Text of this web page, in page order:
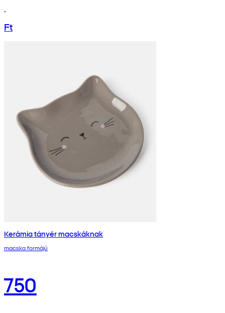
Ft
Kerámia tányér macskáknak
macska formájú
750